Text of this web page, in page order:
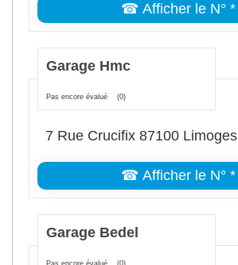
☎ Afficher le N° *
Garage Hmc
Pas encore évalué (0)
7 Rue Crucifix 87100 Limoges
☎ Afficher le N° *
Garage Bedel